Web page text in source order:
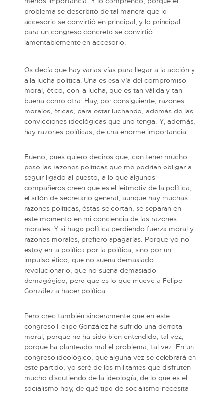
problema se desorbitó de tal manera que lo
accesorio se convirtió en principal, y lo principal
para un congreso concreto se convirtió
lamentablemente en accesorio.
Os decía que hay varias vías para llegar a la acción y
a la lucha política. Una es esa vía del compromiso
moral, ético, con la lucha, que es tan válida y tan
buena como otra. Hay, por consiguiente, razones
morales, éticas, para estar luchando, además de las
convicciones ideológicas que uno tenga. Y, además,
hay razones políticas, de una enorme importancia.
Bueno, pues quiero deciros que, con tener mucho
peso las razones políticas que me podrían obligar a
seguir ligado al puesto, a lo que algunos
compañeros creen que es el leitmotiv de la política,
el sillón de secretario general, aunque hay muchas
razones políticas, éstas se cortan, se separan en
este momento en mi conciencia de las razones
morales. Y si hago política perdiendo fuerza moral y
razones morales, prefiero apagarlas. Porque yo no
estoy en la política por la política, sino por un
impulso ético, que no suena demasiado
revolucionario, que no suena demasiado
demagógico, pero que es lo que mueve a Felipe
González a hacer política.
Pero creo también sinceramente que en este
congreso Felipe González ha sufrido una derrota
moral, porque no ha sido bien entendido, tal vez,
porque ha planteado mal el problema, tal vez. En un
congreso ideológico, que alguna vez se celebrará en
este partido, yo seré de los militantes que disfruten
mucho discutiendo de la ideología, de lo que es el
socialismo hoy, de qué tipo de socialismo necesita